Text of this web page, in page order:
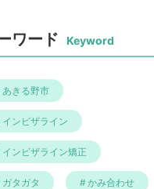
マウスピース矯正の基礎知識
ワード Keyword
あきる野市
インビザライン
インビザライン矯正
ガタガタ かみ合わせ